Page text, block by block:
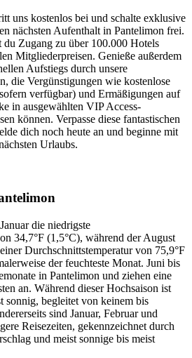
uns kostenlos bei und schalte exklusive
nächsten Aufenthalt in Pantelimon frei.
Zugang zu über 100.000 Hotels
Mitgliederpreisen. Genieße außerdem
Aufstiegs durch unsere
die Vergünstigungen wie kostenlose
verfügbar) und Ermäßigungen auf
in ausgewählten VIP Access-
können. Verpasse diese fantastischen
dich noch heute an und beginne mit
Urlaubs.
die niedrigste
34,7°F (1,5°C), während der August
Durchschnittstemperatur von 75,9°F
der feuchteste Monat. Juni bis
in Pantelimon und ziehen eine
an. Während dieser Hochsaison ist
sonnig, begleitet von keinem bis
sind Januar, Februar und
Reisezeiten, gekennzeichnet durch
und meist sonnige bis meist